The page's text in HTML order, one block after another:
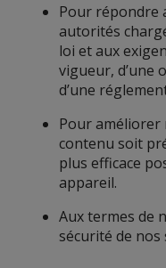
Pour répondre
autorités
loi et aux
vigueur, d’une
d’une
Pour améliorer
contenu soit
plus efficace
appareil.
Aux termes de
sécurité de nos